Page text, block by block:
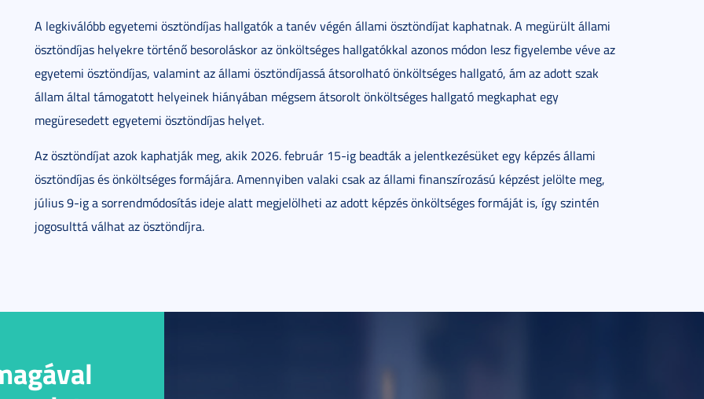
A legkiválóbb egyetemi ösztöndíjas hallgatók a tanév végén állami ösztöndíjat kaphatnak. A megürült állami
ösztöndíjas helyekre történő besoroláskor az önköltséges hallgatókkal azonos módon lesz figyelembe véve az
egyetemi ösztöndíjas, valamint az állami ösztöndíjassá átsorolható önköltséges hallgató, ám az adott szak
állam által támogatott helyeinek hiányában mégsem átsorolt önköltséges hallgató megkaphat egy
megüresedett egyetemi ösztöndíjas helyet.
Az ösztöndíjat azok kaphatják meg, akik 2026. február 15-ig beadták a jelentkezésüket egy képzés állami
ösztöndíjas és önköltséges formájára. Amennyiben valaki csak az állami finanszírozású képzést jelölte meg,
július 9-ig a sorrendmódosítás ideje alatt megjelölheti az adott képzés önköltséges formáját is, így szintén
jogosulttá válhat az ösztöndíjra.